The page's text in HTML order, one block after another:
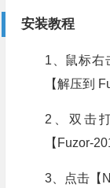
安装教程
1、鼠标右
【解压到
2、双击
【Fuzor-
3、点击【